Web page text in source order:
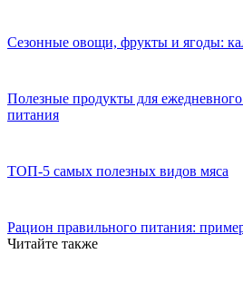
Сезонные овощи, фрукты и ягоды:
Полезные продукты для
питания
ТОП-5 самых полезных видов мяса
Рацион правильного питания:
Читайте также